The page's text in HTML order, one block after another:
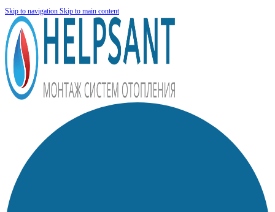
Skip to navigation Skip to main content